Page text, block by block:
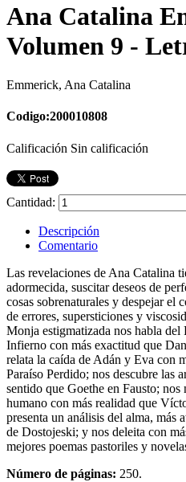
Ana Catalina
Volumen 9 -
Emmerick, Ana Catalina
Codigo:200010808
Calificación Sin calificación
Cantidad:
Descripción
Comentario
Las revelaciones de Ana Catalina
adormecida, suscitar deseos de
cosas sobrenaturales y despejar el
de errores, supersticiones y
Monja estigmatizada nos habla del
Infierno con más exactitud que
relata la caída de Adán y Eva con
Paraíso Perdido; nos descubre las
sentido que Goethe en Fausto;
humano con más realidad que
presenta un análisis del alma, más
de Dostojeski; y nos deleita con
mejores poemas pastoriles y
Número de páginas: 250.